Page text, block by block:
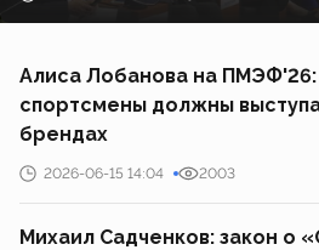
Алиса Лобанова на
спортсмены должны
брендах
2026-06-15 14:04 2003
Михаил Садченков: закон о